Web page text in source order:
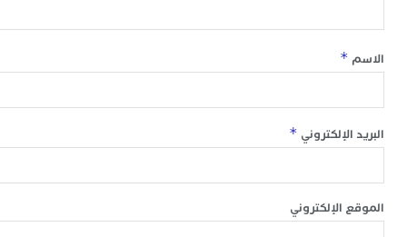
الإلكتروني*
الإلكتروني